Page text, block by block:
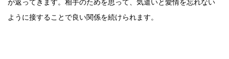
が返ってきます。相手のためを思って、気遣いと愛情を忘れない
ように接することで良い関係を続けられます。